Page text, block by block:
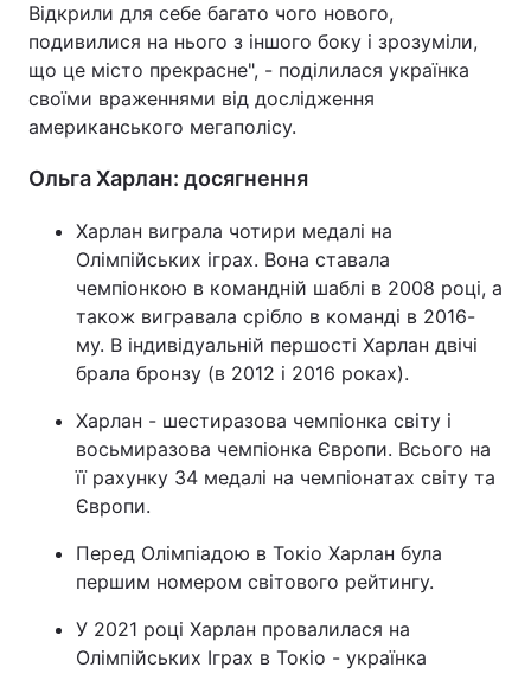
Відкрили для себе багато чого нового,
подивилися на нього з іншого боку і зрозуміли,
що це місто прекрасне", - поділилася українка
своїми враженнями від дослідження
американського мегаполісу.
Ольга Харлан: досягнення
Харлан виграла чотири медалі на
Олімпійських іграх. Вона ставала
чемпіонкою в командній шаблі в 2008 році, а
також вигравала срібло в команді в 2016-
му. В індивідуальній першості Харлан двічі
брала бронзу (в 2012 і 2016 роках).
Харлан - шестиразова чемпіонка світу і
восьмиразова чемпіонка Європи. Всього на
її рахунку 34 медалі на чемпіонатах світу та
Європи.
Перед Олімпіадою в Токіо Харлан була
першим номером світового рейтингу.
У 2021 році Харлан провалилася на
Олімпійських Іграх в Токіо - українка